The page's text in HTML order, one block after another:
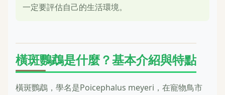
一定要評估自己的生活環境。
橫斑鸚鵡是什麼？基本介紹與特點
橫斑鸚鵡，學名是Poicephalus meyeri，在寵物鳥市